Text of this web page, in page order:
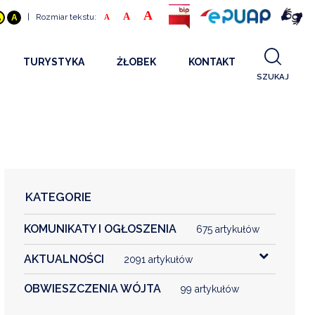
A | Rozmiar tekstu: A A A
TURYSTYKA ŻŁOBEK
KONTAKT
KONTAKT
SZUKAJ
KATEGORIE
KOMUNIKATY I OGŁOSZENIA 675 artykułów
AKTUALNOŚCI 2091 artykułów
OBWIESZCZENIA WÓJTA 99 artykułów